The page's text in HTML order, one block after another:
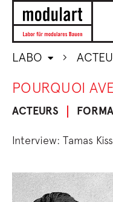
LABO
POURQUOI
ACTEURS
Interview: Tamas Kiss